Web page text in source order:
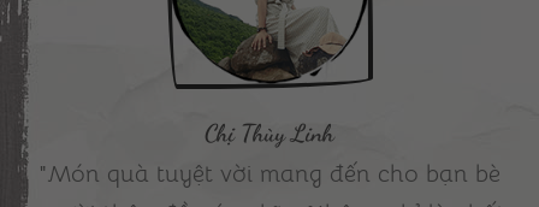
Chị Thùy Linh
"Món quà tuyệt vời mang đến cho bạn bè